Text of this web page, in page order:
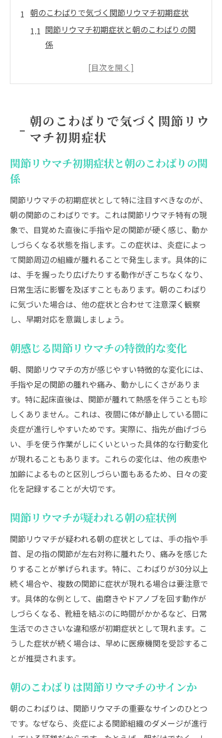
朝のこわばりで気づく関節リウマチ初期症状
関節リウマチ初期症状と朝のこわばりの関
係
朝感じる関節リウマチの特徴的な変化
早期発見のために知りたい朝の関節リウマ
チ症状
関節リウマチかも？症状から見分けるポイント
関節リウマチを疑うべき主な症状とは
リウマチ初期症状と自己判断の注意点
関節リウマチ症状の見分け方とチェック方
法
症状から関節リウマチを疑うポイント解説
見逃しがちな関節リウマチの症状を知る
指の違和感が示す関節リウマチのサイン
関節リウマチで指に現れる症状と特徴
指の違和感が関節リウマチを示す理由
初期症状としての関節リウマチ指の変化
関節リウマチ症状指のチェックポイント
指の異変から考える関節リウマチ初期対応
セルフチェックで分かるリウマチ初期症状
関節リウマチ初期症状セルフチェック方法
自宅でできる関節リウマチ症状の確認手順
リウマチ初期症状チェックの注意点を解説
セルフチェックで見つかる関節リウマチの
サイン
関節リウマチ初期症状を見逃さない自己診
断法
リウマチ症状写真を参考にしたセルフチェ
ック
リウマチになりやすい人の特徴と性格の傾向
関節リウマチなりやすい人の性格や特徴と
リウマチに影響する生活習慣や体質の傾向
関節リウマチになりやすい性格との関係性
リウマチリスクを高める特徴や行動パター
関節リウマチ発症に関係する性格・体質の
分析
気を付けたい関節リウマチのなりやすい特
朝のこわばりで気づく関節リウ
マチ初期症状
関節リウマチ初期症状と朝のこわばりの関
係
関節リウマチの初期症状として特に注目すべきなのが、
朝の関節のこわばりです。これは関節リウマチ特有の現
象で、目覚めた直後に手指や足の関節が硬く感じ、動か
しづらくなる状態を指します。この症状は、炎症によっ
て関節周辺の組織が腫れることで発生します。具体的に
は、手を握ったり広げたりする動作がぎこちなくなり、
日常生活に影響を及ぼすこともあります。朝のこわばり
に気づいた場合は、他の症状と合わせて注意深く観察
し、早期対応を意識しましょう。
朝感じる関節リウマチの特徴的な変化
朝、関節リウマチの方が感じやすい特徴的な変化には、
手指や足の関節の腫れや痛み、動かしにくさがありま
す。特に起床直後は、関節が腫れて熱感を伴うことも珍
しくありません。これは、夜間に体が静止している間に
炎症が進行しやすいためです。実際に、指先が曲げづら
い、手を使う作業がしにくいといった具体的な行動変化
が現れることもあります。これらの変化は、他の疾患や
加齢によるものと区別しづらい面もあるため、日々の変
化を記録することが大切です。
関節リウマチが疑われる朝の症状例
関節リウマチが疑われる朝の症状としては、手の指や手
首、足の指の関節が左右対称に腫れたり、痛みを感じた
りすることが挙げられます。特に、こわばりが30分以上
続く場合や、複数の関節に症状が現れる場合は要注意で
す。具体的な例として、歯磨きやドアノブを回す動作が
しづらくなる、靴紐を結ぶのに時間がかかるなど、日常
生活でのささいな違和感が初期症状として現れます。こ
うした症状が続く場合は、早めに医療機関を受診するこ
とが推奨されます。
朝のこわばりは関節リウマチのサインか
朝のこわばりは、関節リウマチの重要なサインのひとつ
です。なぜなら、炎症による関節組織のダメージが進行